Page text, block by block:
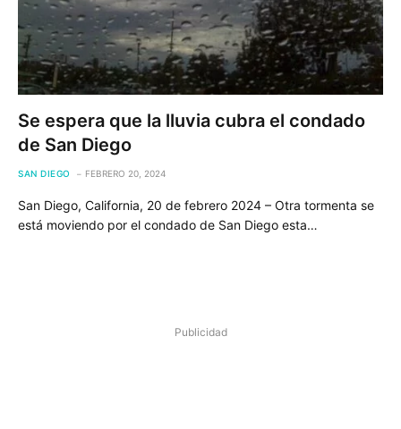
Se espera que la lluvia cubra el condado
de San Diego
SAN DIEGO FEBRERO 20, 2024
San Diego, California, 20 de febrero 2024 – Otra tormenta se
está moviendo por el condado de San Diego esta…
Publicidad